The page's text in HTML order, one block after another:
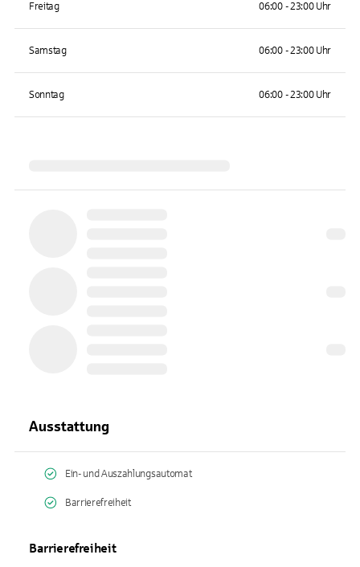
Freitag 06:00 - 23:00 Uhr
Samstag 06:00 - 23:00 Uhr
Sonntag 06:00 - 23:00 Uhr
Ausstattung
Ein- und Auszahlungsautomat
Barrierefreiheit
Barrierefreiheit